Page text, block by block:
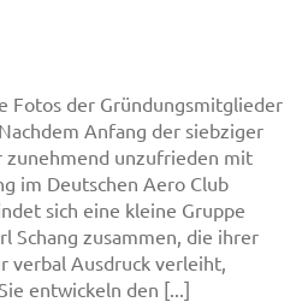
Fotos der Gründungsmitglieder
Anfang der siebziger
zunehmend unzufrieden mit
im Deutschen Aero Club
sich eine kleine Gruppe
Schang zusammen, die ihrer
verbal Ausdruck verleiht,
entwickeln den [...]